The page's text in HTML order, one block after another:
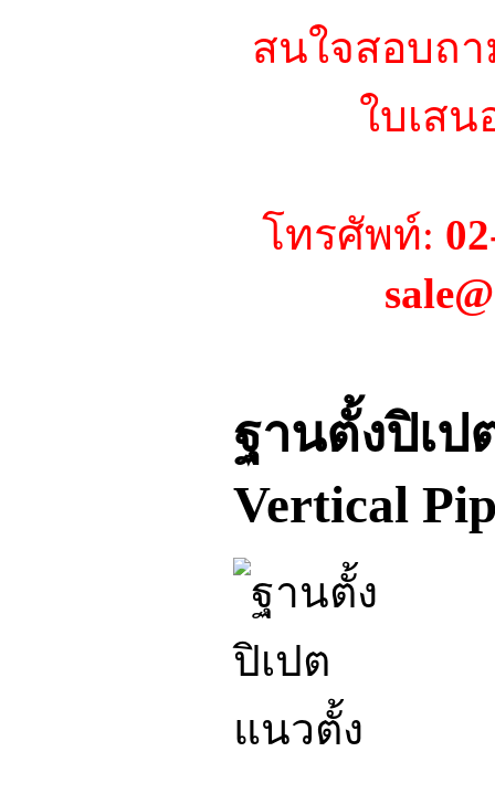
สนใจสอบถ
ใบเส
โทรศัพท์:
ฐานตั้งปิเ
Vertical